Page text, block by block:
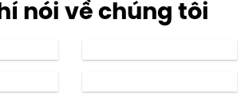
nói về chúng tôi